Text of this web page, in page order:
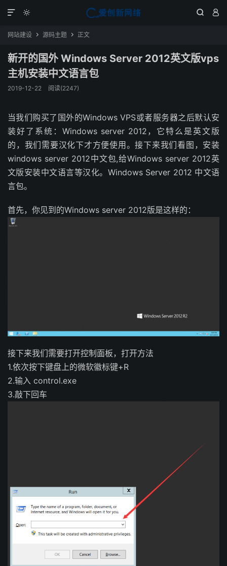
  

网站建设  源码主题  正文
新开的国外 Windows Server 2012英文版vps
主机安装中文语言包
2019-12-22 阅读(2247)
当我们购买了国外的Windows VPS或者服务器之后默认安
装好了系统：Windows server 2012，它特么是英文版
的，我们需要汉化下才方便使用。接下来我们看图，安装
windows server 2012中文包,给Windows server 2012英
文版安装中文语言等汉化。Windows Server 2012 中文语
言包。
首先，你见到的Windows server 2012版是这样的：
接下来我们需要打开控制面板，打开方法
1.依次按下键盘上的微软徽标键+R
2.输入 control.exe
3.敲下回车